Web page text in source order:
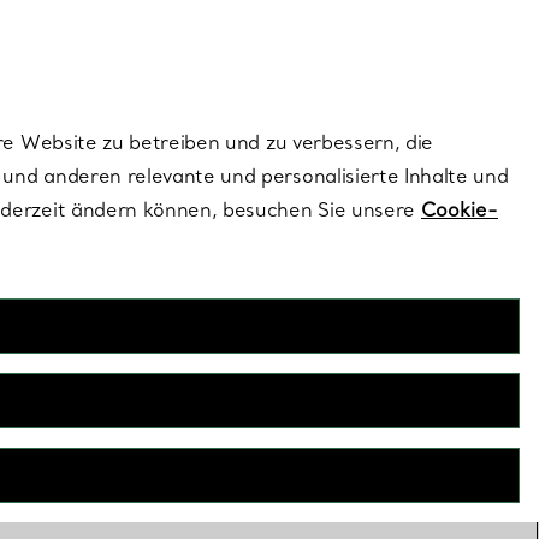
Website zu betreiben und zu verbessern, die
anderen relevante und personalisierte Inhalte und
ändern können, besuchen Sie unsere Cookie-